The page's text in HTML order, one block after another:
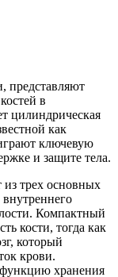
представляют
в
цилиндрическая
как
ключевую
и защите тела.
из трех основных
Компактный
кости, тогда как
который
крови.
функцию хранения